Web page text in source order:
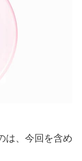
は、今回を含め